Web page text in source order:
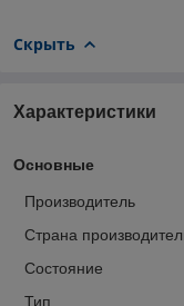
Скрыть
Характеристики
Основные
Производитель
Страна
Состояние
Тип